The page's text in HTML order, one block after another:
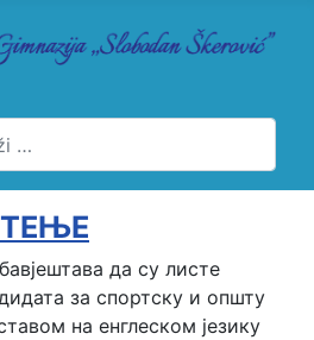
да су листе
за спортску и општу
на енглеском језику